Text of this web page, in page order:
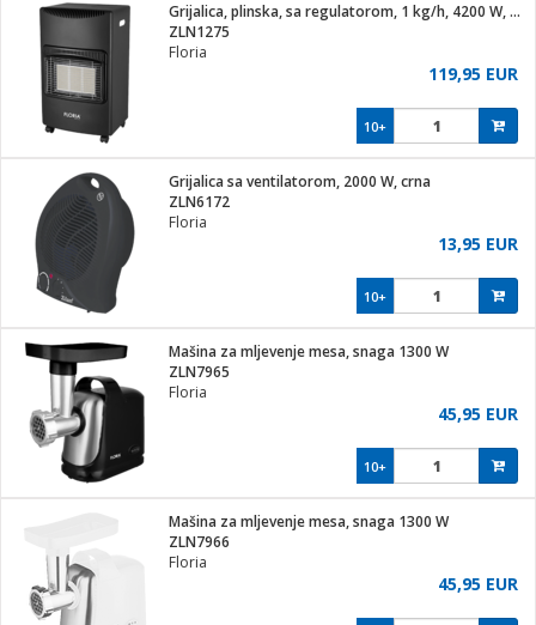
metar
kavu
ostalo
Vitrine
pribor
materijal
i kutije
Grijalica, plinska, sa regulatorom, 1 kg/h, 4200 W, crna
ZLN1275
Floria
119,95 EUR
10+
Grijalica sa ventilatorom, 2000 W, crna
ZLN6172
Floria
13,95 EUR
10+
Mašina za mljevenje mesa, snaga 1300 W
ZLN7965
Floria
45,95 EUR
10+
Mašina za mljevenje mesa, snaga 1300 W
ZLN7966
Floria
45,95 EUR